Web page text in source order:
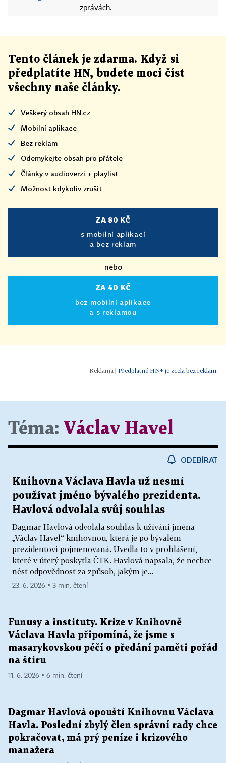
zprávách.
Tento článek je zdarma. Když si
předplatíte HN, budete moci číst
všechny naše články.
Veškerý obsah HN.cz
Mobilní aplikace
Bez reklam
Odemykejte obsah pro přátele
Články v audioverzi + playlist
Možnost kdykoliv zrušit
ZA 80 KČ
s mobilní aplikací
a bez reklam
nebo
ZA 40 KČ
bez mobilní aplikace
a s reklamou
Předplatné HN+ je zcela bez reklam.
Téma: Václav Havel
ODEBÍRAT
Knihovna Václava Havla už nesmí
používat jméno bývalého prezidenta.
Havlová odvolala svůj souhlas
Dagmar Havlová odvolala souhlas k užívání jména
„Václav Havel“ knihovnou, která je po bývalém
prezidentovi pojmenovaná. Uvedla to v prohlášení,
které v úterý poskytla ČTK. Havlová napsala, že nechce
nést odpovědnost za způsob, jakým je...
23. 6. 2026 ▪ 3 min. čtení
Funusy a instituty. Krize v Knihovně
Václava Havla připomíná, že jsme s
masarykovskou péčí o předání paměti pořád
na štíru
11. 6. 2026 ▪ 6 min. čtení
Dagmar Havlová opouští Knihovnu Václava
Havla. Poslední zbylý člen správní rady chce
pokračovat, má prý peníze i krizového
manažera